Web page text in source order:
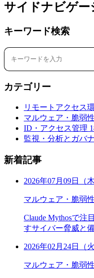
サイドナビゲー
キーワード検索
カテゴリー
リモートアクセス
マルウェア・脆弱
ID・アクセス管理
監視・分析とガバ
新着記事
2026年07月09日（木
マルウェア・脆弱
Claude Mythosで注
すサイバー脅威と
2026年02月24日（火
マルウェア・脆弱